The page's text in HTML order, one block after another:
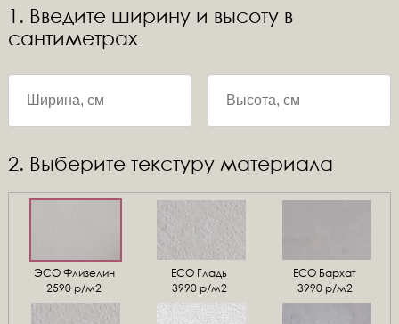
1. Введите ширину и высоту в
сантиметрах
2. Выберите текстуру материала
ЭСО Флизелин
2590 р/м2
ЕСО Гладь
3990 р/м2
ECO Бархат
3990 р/м2